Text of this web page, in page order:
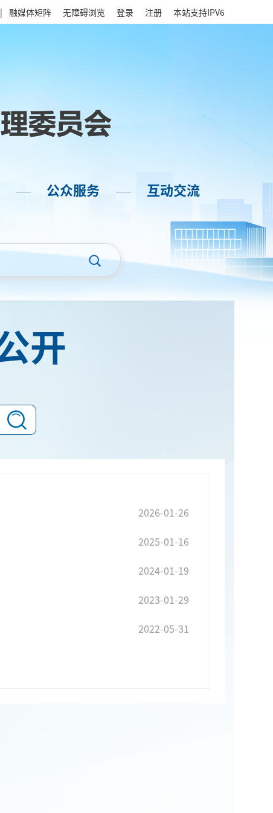
| 融媒体矩阵 无障碍浏览 登录 注册 本站支持IPV6
—— 公众服务 —— 互动交流
开
2026-01-26
2025-01-16
2024-01-19
2023-01-29
2022-05-31